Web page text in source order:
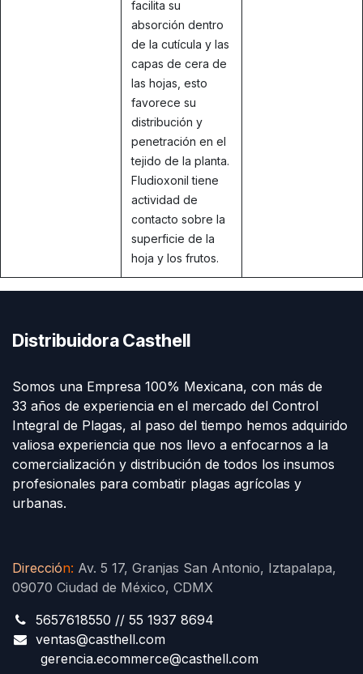
facilita su
absorción dentro
de la cutícula y las
capas de cera de
las hojas, esto
favorece su
distribución y
penetración en el
tejido de la planta.
Fludioxonil tiene
actividad de
contacto sobre la
superficie de la
hoja y los frutos.
Distribuidora Casthell
Somos una Empresa 100% Mexicana, con más de
33 años de experiencia en el mercado del Control
Integral de Plagas, al paso del tiempo hemos adquirido
valiosa experiencia que nos llevo a enfocarnos a la
comercialización y distribución de todos los insumos
profesionales para combatir plagas agrícolas y
urbanas.
Dirección: Av. 5 17, Granjas San Antonio, Iztapalapa,
09070 Ciudad de México, CDMX
5657618550 // 55 1937 8694
ventas@casthell.com
gerencia.ecommerce@casthell.com